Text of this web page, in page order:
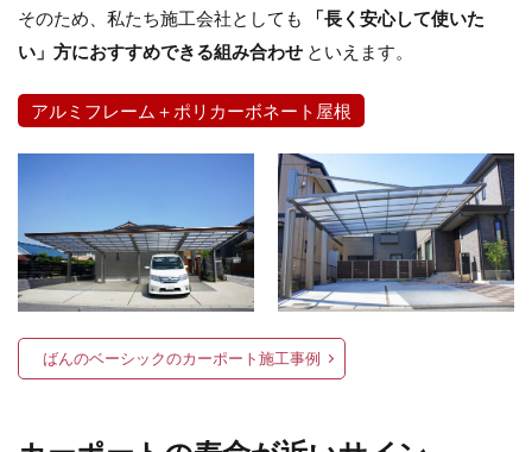
そのため、私たち施工会社としても
「長く安心して使いた
い」方におすすめできる組み合わせ といえます。
アルミフレーム＋ポリカーボネート屋根
ばんのベーシックのカーポート施工事例
イナバ物置 フォルタ
イナバ物置 自転車置場 BFXタイプ
ウリン
エクスタイル アーバンフェンス
エレント フォルテット
カーポート
キャンペーン
きらまつり
グローベン プラド/one
コイズミ照明 AU42402L
ジャービス商事 アニマル蛇口
スタッフブログ
スノーホワイト